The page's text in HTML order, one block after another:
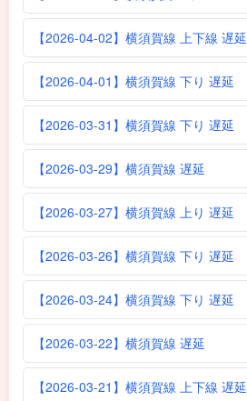
【2026-04-02】横須賀線 上下線 遅延
【2026-04-01】横須賀線 下り 遅延
【2026-03-31】横須賀線 下り 遅延
【2026-03-29】横須賀線 遅延
【2026-03-27】横須賀線 上り 遅延
【2026-03-26】横須賀線 下り 遅延
【2026-03-24】横須賀線 下り 遅延
【2026-03-22】横須賀線 遅延
【2026-03-21】横須賀線 上下線 遅延